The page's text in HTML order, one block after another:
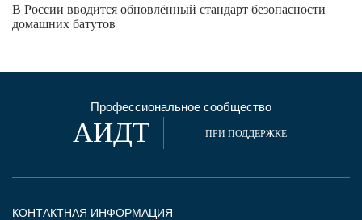
В России вводится обновлённый стандарт безопасности
домашних батутов
Профессиональное сообщество
АИДТ ПРИ ПОДДЕРЖКЕ
КОНТАКТНАЯ ИНФОРМАЦИЯ